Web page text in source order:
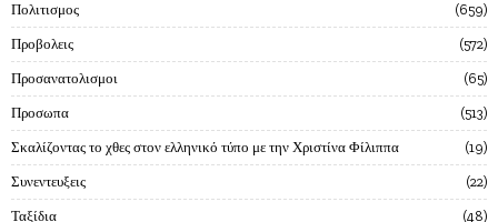
Πολιτισμος 659
Προβολεις 572
Προσανατολισμοι 65
Προσωπα 513
Σκαλίζοντας το χθες στον ελληνικό τύπο με την Χριστίνα Φίλιππα 19
Συνεντευξεις 22
Ταξίδια 48